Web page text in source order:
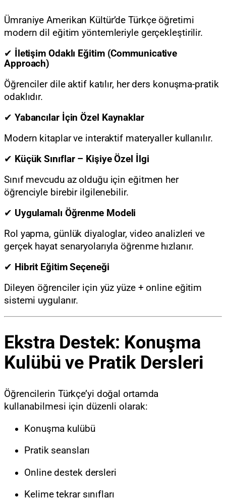
Ümraniye Amerikan Kültür’de Türkçe öğretimi
modern dil eğitim yöntemleriyle gerçekleştirilir.
✔
İletişim Odaklı Eğitim (Communicative
Approach)
Öğrenciler dile aktif katılır, her ders konuşma-pratik
odaklıdır.
✔ Yabancılar İçin Özel Kaynaklar
Modern kitaplar ve interaktif materyaller kullanılır.
✔ Küçük Sınıflar – Kişiye Özel İlgi
Sınıf mevcudu az olduğu için eğitmen her
öğrenciyle birebir ilgilenebilir.
✔ Uygulamalı Öğrenme Modeli
Rol yapma, günlük diyaloglar, video analizleri ve
gerçek hayat senaryolarıyla öğrenme hızlanır.
✔ Hibrit Eğitim Seçeneği
Dileyen öğrenciler için yüz yüze + online eğitim
sistemi uygulanır.
Ekstra Destek: Konuşma
Kulübü ve Pratik Dersleri
Öğrencilerin Türkçe’yi doğal ortamda
kullanabilmesi için düzenli olarak:
Konuşma kulübü
Pratik seansları
Online destek dersleri
Kelime tekrar sınıfları